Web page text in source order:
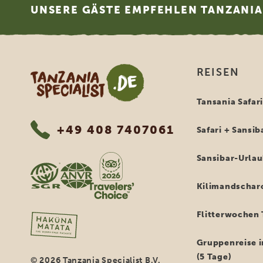
UNSERE GÄSTE EMPFEHLEN
Tanzania Specialist
+49 408 7407061
© 2026 Tanzania Specialist B.V.
REISEN
Tansania Safari
Safari +
Sansibar-
Flitterwochen
Gruppenreise
(5 Tage)